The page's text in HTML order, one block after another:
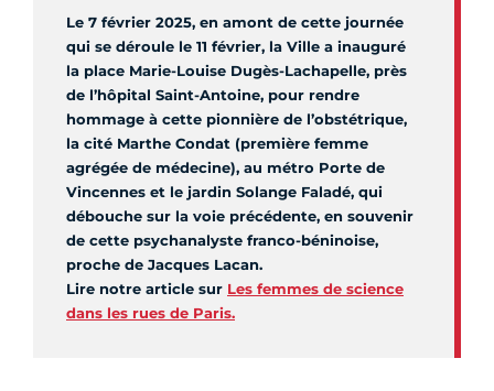
Le 7 février 2025, en amont de cette journée
qui se déroule le 11 février, la Ville a inauguré
la place Marie-Louise Dugès-Lachapelle, près
de l’hôpital Saint-Antoine, pour rendre
hommage à cette pionnière de l’obstétrique,
la cité Marthe Condat (première femme
agrégée de médecine), au métro Porte de
Vincennes et le jardin Solange Faladé, qui
débouche sur la voie précédente, en souvenir
de cette psychanalyste franco-béninoise,
proche de Jacques Lacan.
Lire notre article sur Les femmes de science
dans les rues de Paris.